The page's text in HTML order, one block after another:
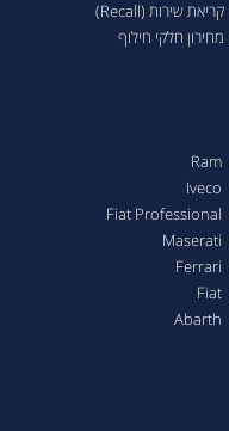
קריאת שירות (Recall)
מחירון חלקי חילוף
Ram
Iveco
Fiat Professional
Maserati
Ferrari
Fiat
Abarth